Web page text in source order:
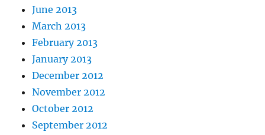
June 2013
March 2013
February 2013
January 2013
December 2012
November 2012
October 2012
September 2012